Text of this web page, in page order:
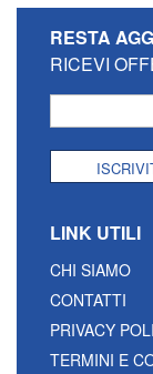
RESTA
RICEVI
LINK UTILI
CHI SIAMO
CONTATTI
PRIVACY
TERMINI E